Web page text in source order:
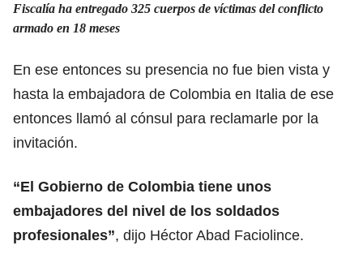
Fiscalía ha entregado 325 cuerpos de víctimas del conflicto
armado en 18 meses
En ese entonces su presencia no fue bien vista y
hasta la embajadora de Colombia en Italia de ese
entonces llamó al cónsul para reclamarle por la
invitación.
“El Gobierno de Colombia tiene unos
embajadores del nivel de los soldados
profesionales”, dijo Héctor Abad Faciolince.